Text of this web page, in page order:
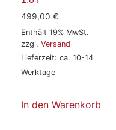
499,00 €
Enthält 19% MwSt.
zzgl. Versand
Lieferzeit: ca. 10-14
Werktage
In den Warenkorb